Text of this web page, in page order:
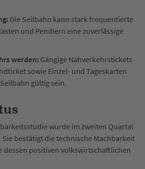
Die Seilbahn kann stark frequentierte
und Pendlern eine zuverlässige
werden: Gängige Nahverkehrstickets
sowie Einzel- und Tageskarten
gültig sein.
wurde im zweiten Quartal
Sie bestätigt die technische Machbarkeit
dessen positiven volkswirtschaftlichen